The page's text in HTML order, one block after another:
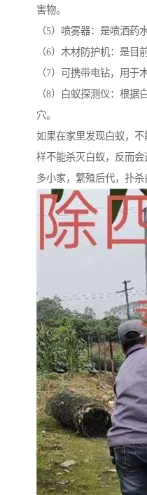
害物。
（5）喷雾器：是喷洒药
（6）木材防护机：是目
（7）可携带电钻，用于
（8）白蚁探测仪：根据
穴。
如果在家里发现白蚁，
样不能杀灭白蚁，反而
多小家，繁殖后代，扑杀